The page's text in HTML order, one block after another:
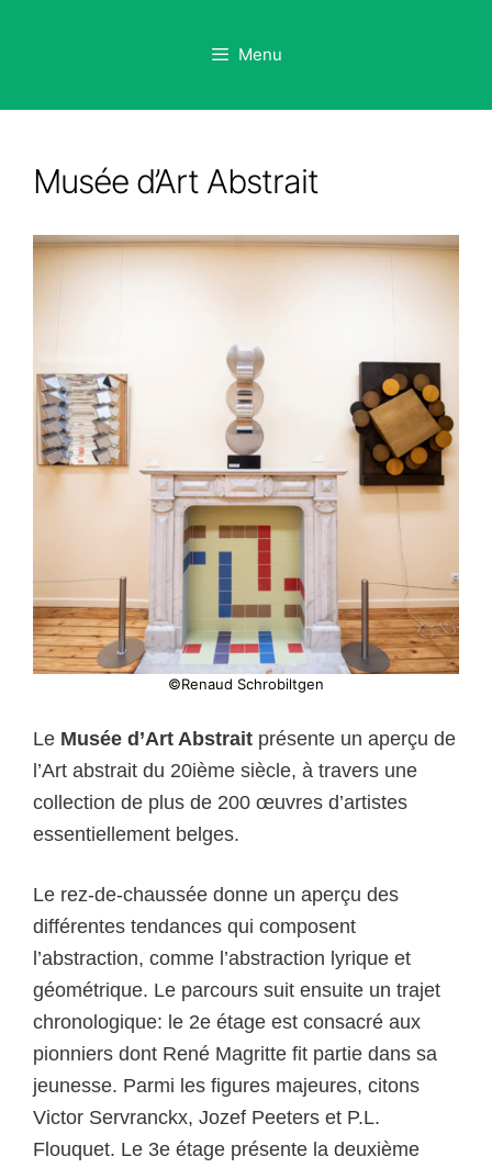
Menu
Musée d’Art Abstrait
©Renaud Schrobiltgen
Le Musée d’Art Abstrait présente un aperçu de
l’Art abstrait du 20ième siècle, à travers une
collection de plus de 200 œuvres d’artistes
essentiellement belges.
Le rez-de-chaussée donne un aperçu des
différentes tendances qui composent
l’abstraction, comme l’abstraction lyrique et
géométrique. Le parcours suit ensuite un trajet
chronologique: le 2e étage est consacré aux
pionniers dont René Magritte fit partie dans sa
jeunesse. Parmi les figures majeures, citons
Victor Servranckx, Jozef Peeters et P.L.
Flouquet. Le 3e étage présente la deuxième